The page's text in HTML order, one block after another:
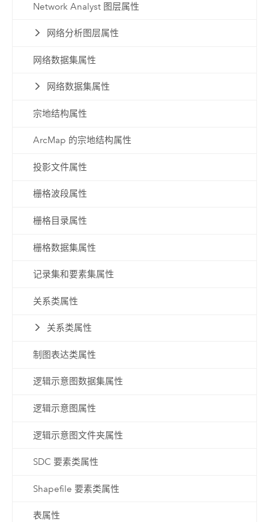
Network Analyst 图层属性
网络分析图层属性
网络数据集属性
网络数据集属性
宗地结构属性
ArcMap 的宗地结构属性
投影文件属性
栅格波段属性
栅格目录属性
栅格数据集属性
记录集和要素集属性
关系类属性
关系类属性
制图表达类属性
逻辑示意图数据集属性
逻辑示意图属性
逻辑示意图文件夹属性
SDC 要素类属性
Shapefile 要素类属性
表属性